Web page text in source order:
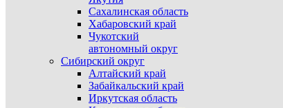
Сахалинская область
Хабаровский край
Чукотский
автономный округ
Сибирский округ
Алтайский край
Забайкальский край
Иркутская область